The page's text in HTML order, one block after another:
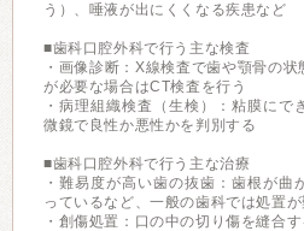
う）、唾液が出にくくなる疾患など
■歯科口腔外科で行う主な検査
・画像診断：X線検査で歯や顎骨の
が必要な場合はCT検査を行う
・病理組織検査（生検）：粘膜にで
微鏡で良性か悪性かを判別する
■歯科口腔外科で行う主な治療
・難易度が高い歯の抜歯：歯根が曲
っているなど、一般の歯科では処置
・創傷処置：口の中の切り傷を縫合